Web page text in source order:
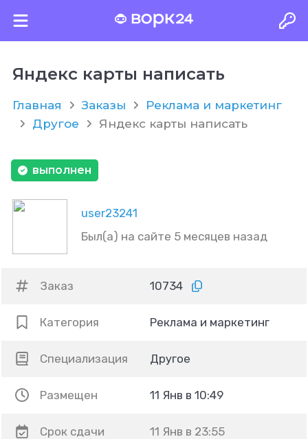
Яндекс карты написать
Главная Заказы
Реклама и маркетинг
Другое
Яндекс карты написать
user23241
Был(а) на сайте 5 месяцев назад
выполнен
Заказ 10734
Категория Реклама и маркетинг
Специализация Другое
Размещен 11 Янв в 10:49
Срок сдачи 11 Янв в 23:55